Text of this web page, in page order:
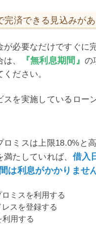
完済できる見込みが
が必要なだけですぐに
、
『無利息期間』の
ださい。
スを実施しているロー
ロミスは上限18.0%と
たしていれば、 借入
は利息がかかりません
ミスを利用する
レスを登録する
用する